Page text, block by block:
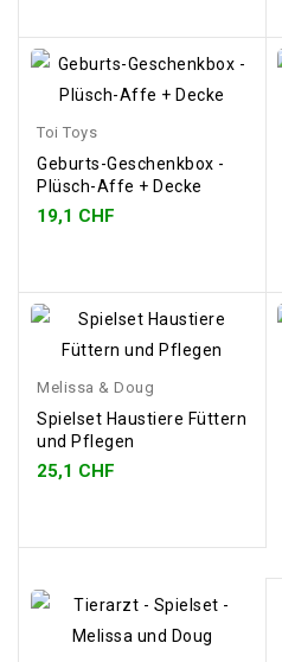
Toi Toys
Geburts-Geschenkbox -
Plüsch-Affe + Decke
19,1 CHF
Melissa & Doug
Spielset Haustiere Füttern
und Pflegen
25,1 CHF